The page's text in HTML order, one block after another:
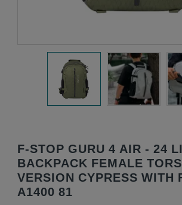
F-STOP GURU 4 AIR - 24
BACKPACK FEMALE
VERSION CYPRESS WITH
A1400 81